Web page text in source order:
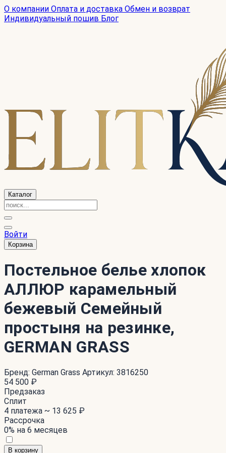
О компании Оплата и доставка Обмен и возврат
Индивидуальный пошив Блог
Каталог
Войти
Корзина
Постельное белье хлопок
АЛЛЮР карамельный
бежевый Семейный
простыня на резинке,
GERMAN GRASS
Бренд: German Grass Артикул: 3816250
54 500 ₽
Предзаказ
Сплит
4 платежа ~ 13 625 ₽
Рассрочка
0% на 6 месяцев
В корзину